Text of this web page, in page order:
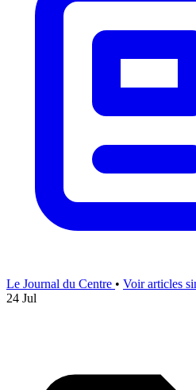
Le Journal du Centre • Voir articles
24 Jul